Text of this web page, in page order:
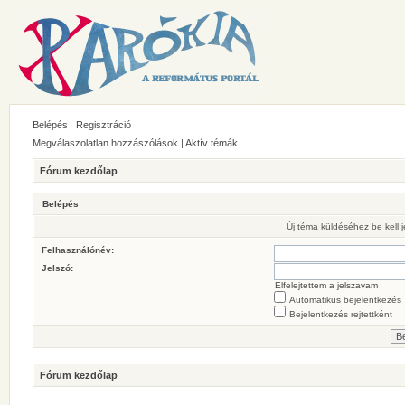
Belépés
Regisztráció
Megválaszolatlan hozzászólások | Aktív témák
Fórum kezdőlap
Belépés
Új téma küldéséhez be kell
Felhasználónév:
Jelszó:
Elfelejtettem a jelszavam
Automatikus bejelentkezés
Bejelentkezés rejtettként
Fórum kezdőlap